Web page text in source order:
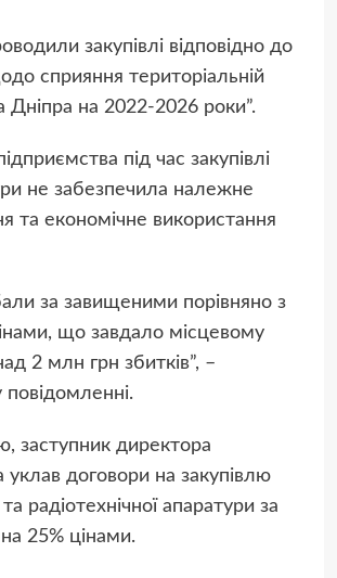
закупівлі відповідно до
сприяння територіальній
Дніпра на 2022-2026 роки”.
під час закупівлі
не забезпечила належне
та економічне використання
за завищеними порівняно з
що завдало місцевому
2 млн грн збитків”, –
заступник директора
уклав договори на закупівлю
радіотехнічної апаратури за
25% цінами.